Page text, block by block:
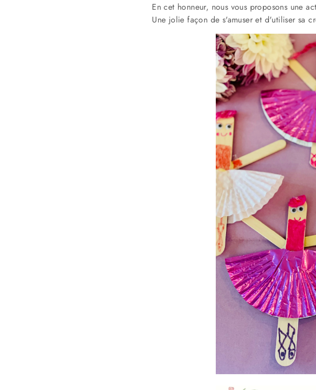
En cet honneur, nous vous proposons une
Une jolie façon de s'amuser et d'utiliser sa